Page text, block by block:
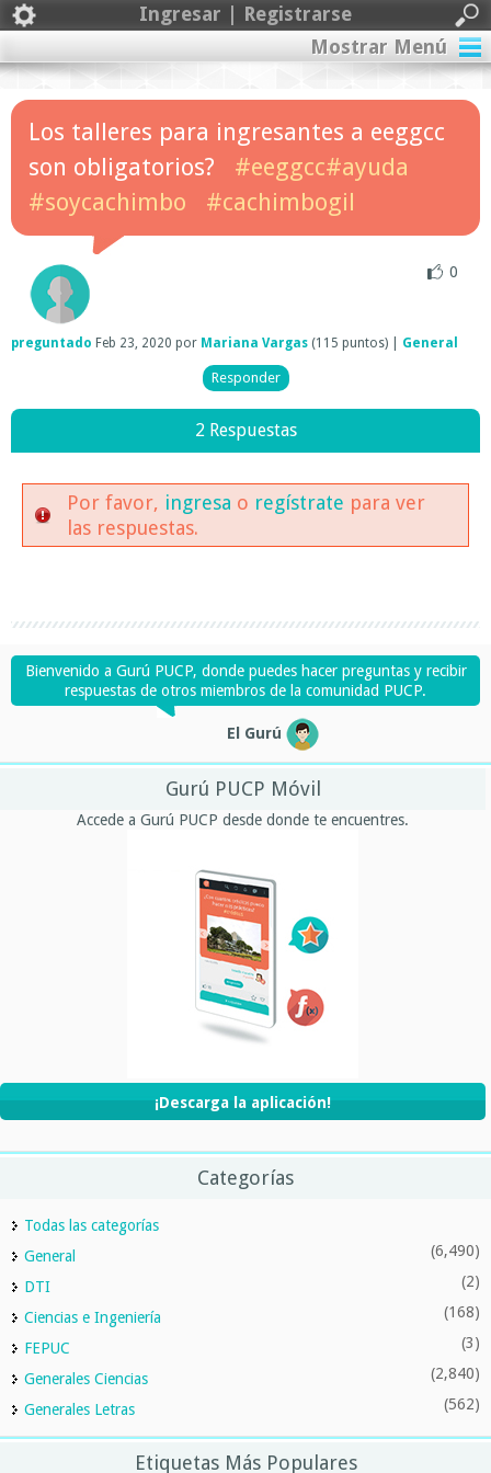
Ingresar | Registrarse
Mostrar Menú
Los talleres para ingresantes a eeggcc
son obligatorios?
#eeggcc#ayuda
#soycachimbo
#cachimbogil
0
preguntado Feb 23, 2020 por Mariana Vargas (115 puntos) General
2 Respuestas
Por favor, ingresa o regístrate para ver
las respuestas.
Bienvenido a Gurú PUCP, donde puedes hacer preguntas y recibir
respuestas de otros miembros de la comunidad PUCP.
El Gurú
Gurú PUCP Móvil
Accede a Gurú PUCP desde donde te encuentres.
¡Descarga la aplicación!
Categorías
Todas las categorías
General
(6,490)
DTI (2)
Ciencias e Ingeniería (168)
FEPUC (3)
Generales Ciencias (2,840)
Generales Letras (562)
Etiquetas Más Populares